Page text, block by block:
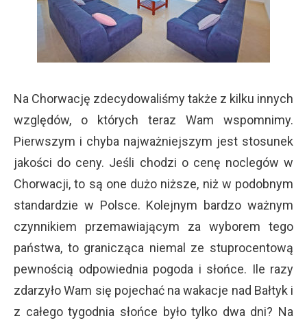
Na Chorwację zdecydowaliśmy także z kilku innych
względów, o których teraz Wam wspomnimy.
Pierwszym i chyba najważniejszym jest stosunek
jakości do ceny. Jeśli chodzi o cenę noclegów w
Chorwacji, to są one dużo niższe, niż w podobnym
standardzie w Polsce. Kolejnym bardzo ważnym
czynnikiem przemawiającym za wyborem tego
państwa, to granicząca niemal ze stuprocentową
pewnością odpowiednia pogoda i słońce. Ile razy
zdarzyło Wam się pojechać na wakacje nad Bałtyk i
z całego tygodnia słońce było tylko dwa dni? Na